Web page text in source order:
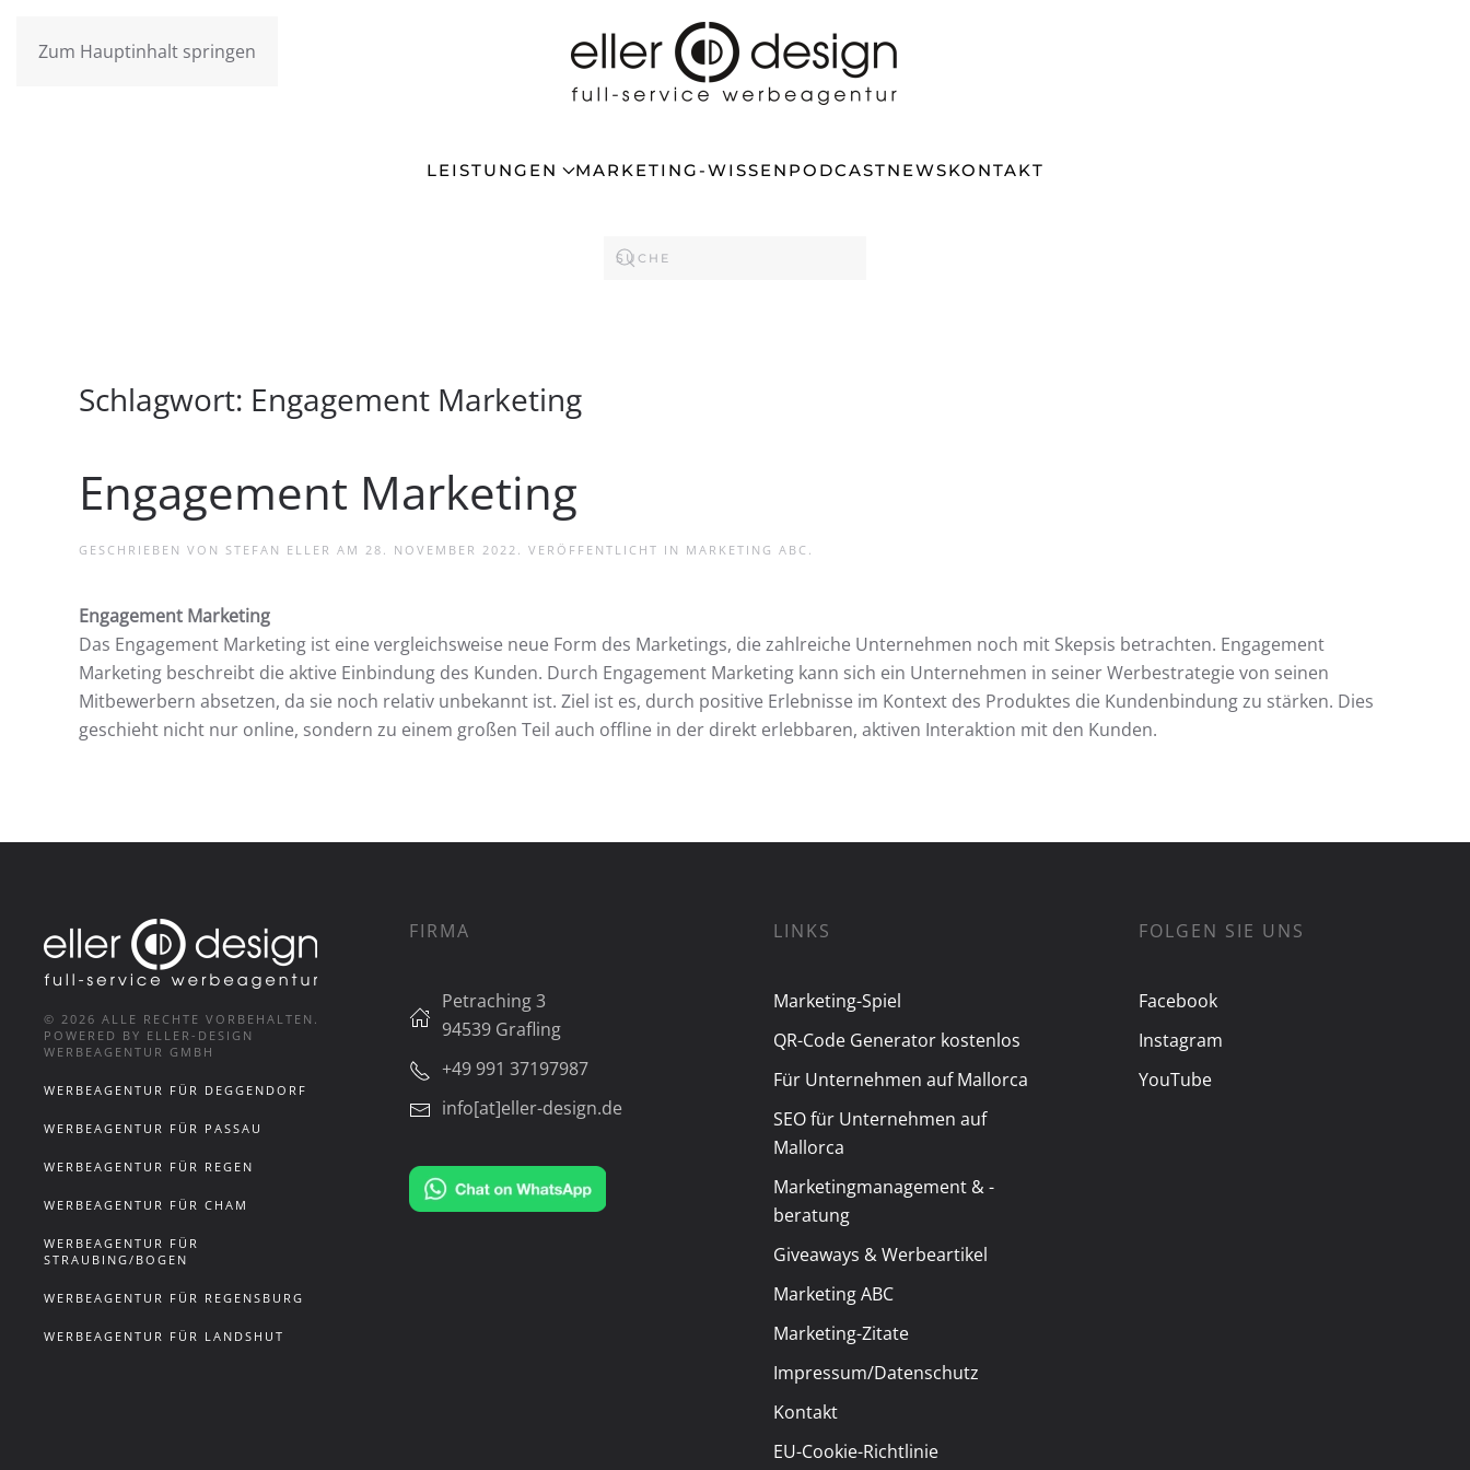
Zum Hauptinhalt springen
LEISTUNGEN MARKETING-WISSEN PODCASTNEWSKONTAKT
Schlagwort: Engagement Marketing
Engagement Marketing
GESCHRIEBEN VON STEFAN ELLER AM 28. NOVEMBER 2022 . VERÖFFENTLICHT IN MARKETING ABC .
Engagement Marketing
Das Engagement Marketing ist eine vergleichsweise neue Form des Marketings, die zahlreiche Unternehmen noch mit Skepsis betrachten. Engagement
Marketing beschreibt die aktive Einbindung des Kunden. Durch Engagement Marketing kann sich ein Unternehmen in seiner Werbestrategie von seinen
Mitbewerbern absetzen, da sie noch relativ unbekannt ist. Ziel ist es, durch positive Erlebnisse im Kontext des Produktes die Kundenbindung zu stärken. Dies
geschieht nicht nur online, sondern zu einem großen Teil auch offline in der direkt erlebbaren, aktiven Interaktion mit den Kunden.
© 2026 ALLE RECHTE VORBEHALTEN.
POWERED BY ELLER-DESIGN
WERBEAGENTUR GMBH
WERBEAGENTUR FÜR DEGGENDORF
WERBEAGENTUR FÜR PASSAU
WERBEAGENTUR FÜR REGEN
WERBEAGENTUR FÜR CHAM
WERBEAGENTUR FÜR
STRAUBING/BOGEN
WERBEAGENTUR FÜR REGENSBURG
WERBEAGENTUR FÜR LANDSHUT
FIRMA
Petraching 3
94539 Grafling
+49 991 37197987
info[at]eller-design.de
LINKS
Marketing-Spiel
QR-Code Generator kostenlos
Für Unternehmen auf Mallorca
SEO für Unternehmen auf
Mallorca
Marketingmanagement & -
beratung
Giveaways & Werbeartikel
Marketing ABC
Marketing-Zitate
Impressum/Datenschutz
Kontakt
EU-Cookie-Richtlinie
FOLGEN SIE UNS
Facebook
Instagram
YouTube